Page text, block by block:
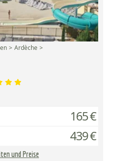
Ardèche
165 €
439 €
und Preise